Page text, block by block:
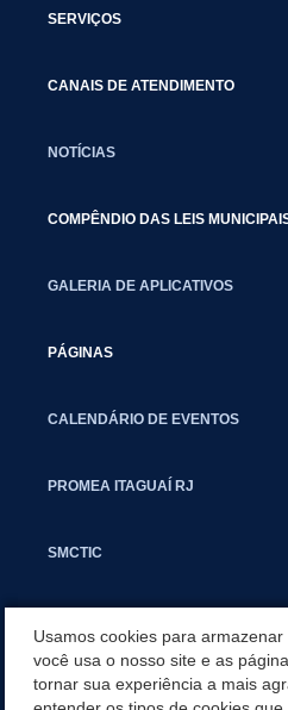
SERVIÇOS
CANAIS DE ATENDIMENTO
NOTÍCIAS
COMPÊNDIO DAS LEIS
GALERIA DE APLICATIVOS
PÁGINAS
CALENDÁRIO DE EVENTOS
PROMEA ITAGUAÍ RJ
SMCTIC
CARTA DE SERVIÇOS
Usamos cookies para
você usa o nosso site e as
tornar sua experiência a mais